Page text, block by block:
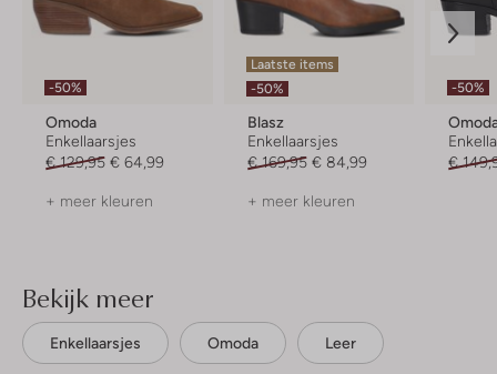
-50%
Omoda
Enkellaarsjes
€ 129,95 € 64,99
+ meer kleuren
Laatste items
-50%
Blasz
Enkellaarsjes
€ 169,95 € 84,99
+ meer kleuren
-50%
€
Bekijk meer
Enkellaarsjes Omoda Leer